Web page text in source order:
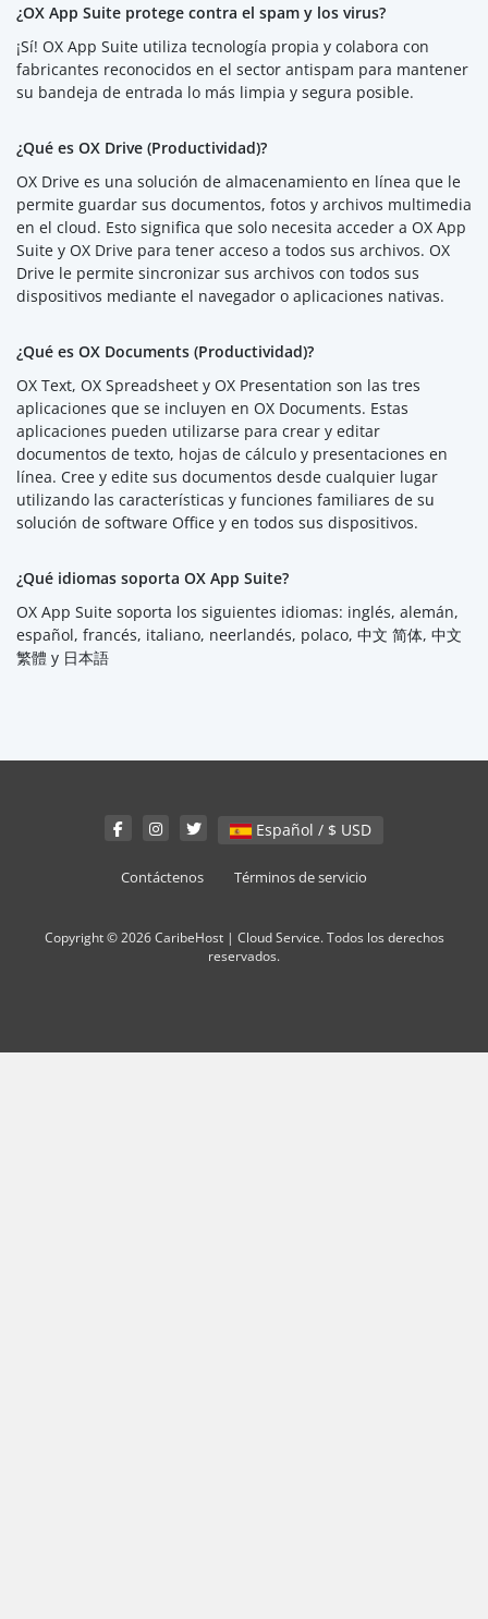
¿OX App Suite protege contra el spam y los virus?
¡Sí! OX App Suite utiliza tecnología propia y colabora con
fabricantes reconocidos en el sector antispam para mantener
su bandeja de entrada lo más limpia y segura posible.
¿Qué es OX Drive (Productividad)?
OX Drive es una solución de almacenamiento en línea que le
permite guardar sus documentos, fotos y archivos multimedia
en el cloud. Esto significa que solo necesita acceder a OX App
Suite y OX Drive para tener acceso a todos sus archivos. OX
Drive le permite sincronizar sus archivos con todos sus
dispositivos mediante el navegador o aplicaciones nativas.
¿Qué es OX Documents (Productividad)?
OX Text, OX Spreadsheet y OX Presentation son las tres
aplicaciones que se incluyen en OX Documents. Estas
aplicaciones pueden utilizarse para crear y editar
documentos de texto, hojas de cálculo y presentaciones en
línea. Cree y edite sus documentos desde cualquier lugar
utilizando las características y funciones familiares de su
solución de software Office y en todos sus dispositivos.
¿Qué idiomas soporta OX App Suite?
OX App Suite soporta los siguientes idiomas: inglés, alemán,
español, francés, italiano, neerlandés, polaco, 中文 简体, 中文
繁體 y 日本語
Español / $ USD
Contáctenos Términos de servicio
Copyright © 2026 CaribeHost | Cloud Service. Todos los derechos
reservados.